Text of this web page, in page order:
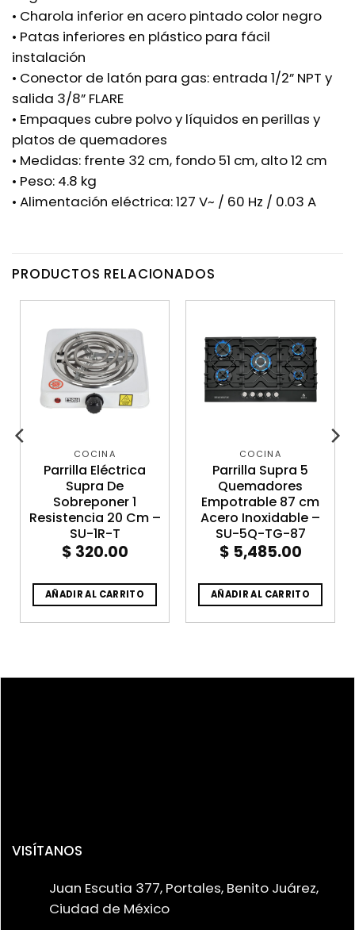
• Charola inferior en acero pintado color negro
• Patas inferiores en plástico para fácil
instalación
• Conector de latón para gas: entrada 1/2” NPT y
salida 3/8” FLARE
• Empaques cubre polvo y líquidos en perillas y
platos de quemadores
• Medidas: frente 32 cm, fondo 51 cm, alto 12 cm
• Peso: 4.8 kg
• Alimentación eléctrica: 127 V~ / 60 Hz / 0.03 A
PRODUCTOS RELACIONADOS
COCINA
Parrilla Eléctrica
Supra De
Sobreponer 1
Resistencia 20 Cm –
SU-1R-T
$ 320.00
AÑADIR AL CARRITO
COCINA
Parrilla Supra 5
Quemadores
Empotrable 87 cm
Acero Inoxidable –
SU-5Q-TG-87
$ 5,485.00
AÑADIR AL CARRITO
VISÍTANOS
Juan Escutia 377, Portales, Benito Juárez,
Ciudad de México